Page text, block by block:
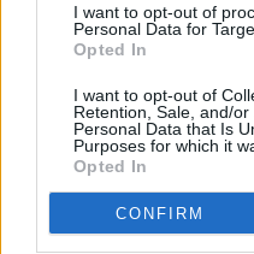
I want to opt-out of
Personal Data for
Opted In
I want to opt-out of
Retention, Sale, and/
Personal Data that Is
Purposes for which it
Opted In
CONFIRM
Przewidywana średnia
Przewidywana długość